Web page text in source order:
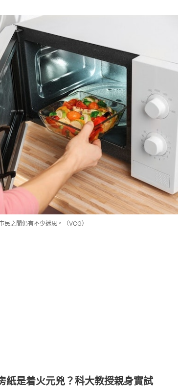
之間仍有不少迷思。（VCG）
紙是着火元兇？科大教授親身實試